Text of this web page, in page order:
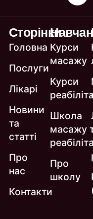
Сторінки
Головна
Послуги
Лікарі
Новини
та
статті
Про
нас
Контакти
Курси
масажу
Курси
Школа
масажу
Про
школу